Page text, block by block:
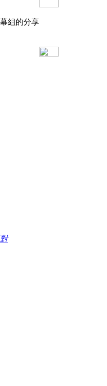
組的分享